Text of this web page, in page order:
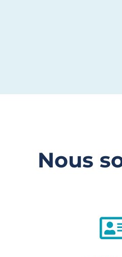
Nous